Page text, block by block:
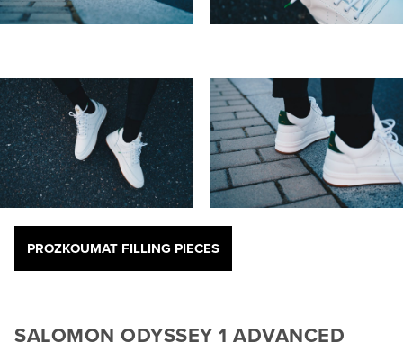
PROZKOUMAT FILLING PIECES
SALOMON ODYSSEY 1 ADVANCED